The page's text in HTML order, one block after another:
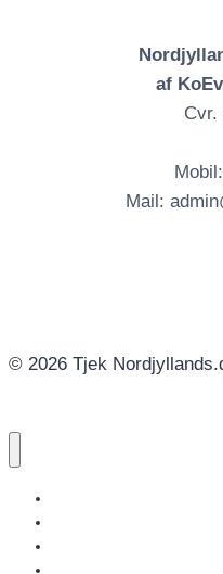
af
Cvr.
Mail:
© 2026 Tjek